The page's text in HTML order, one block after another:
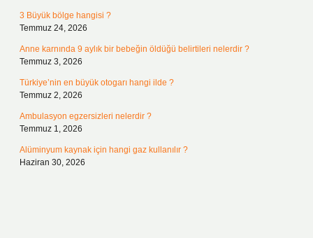
3 Büyük bölge hangisi ?
Temmuz 24, 2026
Anne karnında 9 aylık bir bebeğin öldüğü belirtileri nelerdir ?
Temmuz 3, 2026
Türkiye’nin en büyük otogarı hangi ilde ?
Temmuz 2, 2026
Ambulasyon egzersizleri nelerdir ?
Temmuz 1, 2026
Alüminyum kaynak için hangi gaz kullanılır ?
Haziran 30, 2026